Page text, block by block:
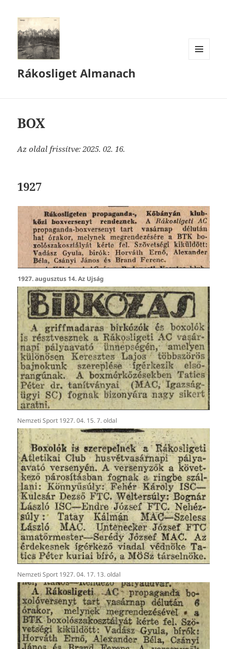
Rákosliget Almanach
BOX
Az oldal frissítve: 2025. 02. 16.
1927
1927. augusztus 14. Az Ujság
Nemzeti Sport 1927. 04. 15. 7. oldal
Nemzeti Sport 1927. 04. 17. 13. oldal